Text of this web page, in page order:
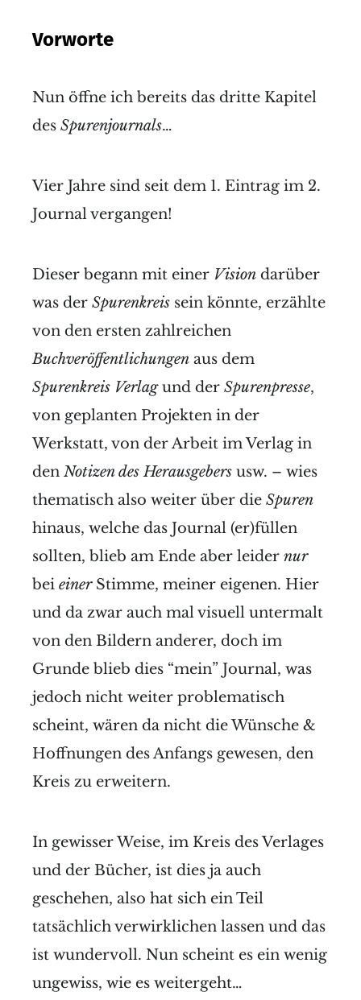
Vorworte
Nun öffne ich bereits das dritte Kapitel
des Spurenjournals…
Vier Jahre sind seit dem 1. Eintrag im 2.
Journal vergangen!
Dieser begann mit einer Vision darüber
was der Spurenkreis sein könnte, erzählte
von den ersten zahlreichen
Buchveröffentlichungen aus dem
Spurenkreis Verlagund der Spurenpresse,
von geplanten Projekten in der
Werkstatt, von der Arbeit im Verlag in
den Notizen des Herausgebers usw. – wies
thematisch also weiter über die Spuren
hinaus, welche das Journal (er)füllen
sollten, blieb am Ende aber leider nur
bei einerStimme, meiner eigenen. Hier
und da zwar auch mal visuell untermalt
von den Bildern anderer, doch im
Grunde blieb dies “mein” Journal, was
jedoch nicht weiter problematisch
scheint, wären da nicht die Wünsche &
Hoffnungen des Anfangs gewesen, den
Kreis zu erweitern.
In gewisser Weise, im Kreis des Verlages
und der Bücher, ist dies ja auch
geschehen, also hat sich ein Teil
tatsächlich verwirklichen lassen und das
ist wundervoll. Nun scheint es ein wenig
ungewiss, wie es weitergeht…